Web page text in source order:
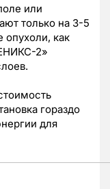
или
только на 3-5
опухоли, как
2»
гораздо
для